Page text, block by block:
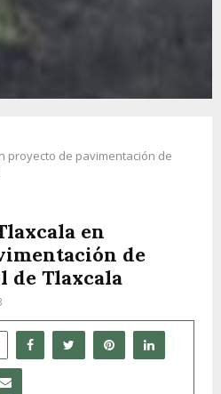
proyecto de pavimentación de
en
de
de Tlaxcala